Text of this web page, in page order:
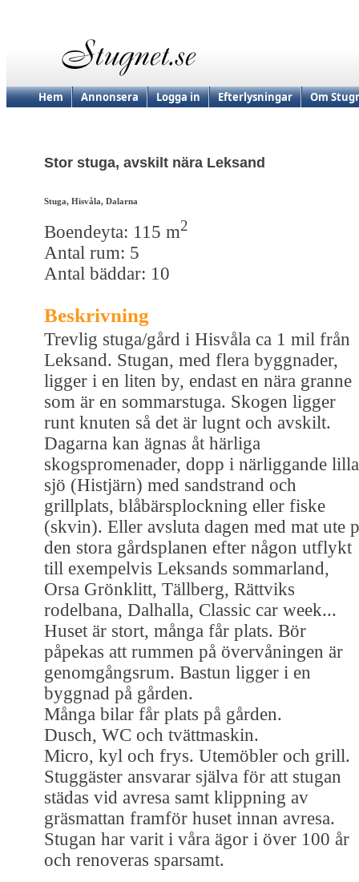
Hem Annonsera Logga in Efterlysningar Om
Stor stuga, avskilt nära Leksand
Stuga, Hisvåla, Dalarna
Boendeyta: 115 m2
Antal rum: 5
Antal bäddar: 10
Beskrivning
Trevlig stuga/gård i Hisvåla ca 1 mil från
Leksand. Stugan, med flera byggnader,
ligger i en liten by, endast en nära granne
som är en sommarstuga. Skogen ligger
runt knuten så det är lugnt och avskilt.
Dagarna kan ägnas åt härliga
skogspromenader, dopp i närliggande lilla
sjö (Histjärn) med sandstrand och
grillplats, blåbärsplockning eller fiske
(skvin). Eller avsluta dagen med mat ute
den stora gårdsplanen efter någon utflykt
till exempelvis Leksands sommarland,
Orsa Grönklitt, Tällberg, Rättviks
rodelbana, Dalhalla, Classic car week...
Huset är stort, många får plats. Bör
påpekas att rummen på övervåningen är
genomgångsrum. Bastun ligger i en
byggnad på gården.
Många bilar får plats på gården.
Dusch, WC och tvättmaskin.
Micro, kyl och frys. Utemöbler och grill.
Stuggäster ansvarar själva för att stugan
städas vid avresa samt klippning av
gräsmattan framför huset innan avresa.
Stugan har varit i våra ägor i över 100 år
och renoveras sparsamt.